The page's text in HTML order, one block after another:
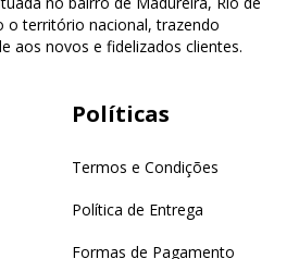
o território nacional, trazendo
aos novos e fidelizados clientes.
Políticas
Termos e Condições
Política de Entrega
Formas de Pagamento